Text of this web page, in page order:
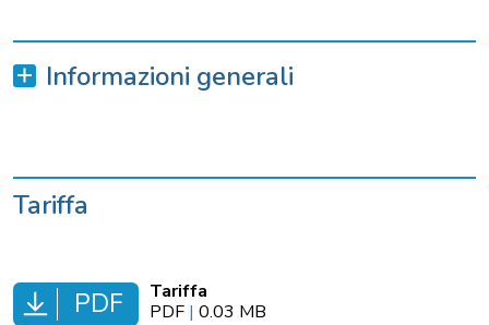
Informazioni generali
Tariffa
PDF
Tariffa
PDF | 0.03 MB